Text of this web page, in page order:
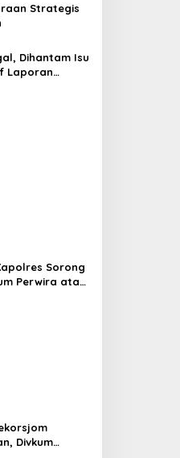
Strategis
Dihantam Isu
Laporan
Sorong
Perwira atas
Divkum